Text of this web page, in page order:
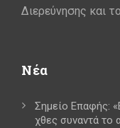
Διερεύνησης και
Νέα
Σημείο Επαφής:
χθες συναντά το